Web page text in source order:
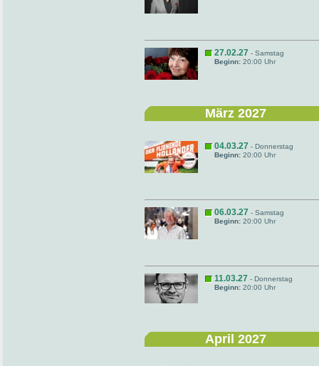
27.02.27 - Samstag
Beginn: 20:00 Uhr
März 2027
04.03.27 - Donnerstag
Beginn: 20:00 Uhr
06.03.27 - Samstag
Beginn: 20:00 Uhr
11.03.27 - Donnerstag
Beginn: 20:00 Uhr
April 2027